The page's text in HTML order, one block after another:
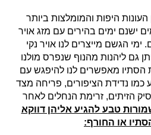
העונות היפות והמומלצות ביותר
ישנם ימים בהירים עם מזג אויר
ימי הגשם מייצרים לנו אויר נקי
גם ליהנות מהנוף שנפרס מולנו
הסתיו מאפשרים לנו להיפגש עם
כמו נדידת הציפורים, פריחה מצד
הזיתים, זרימת הנחלים לאחר
טבע להגיע אליהן דווקא
או החורף: